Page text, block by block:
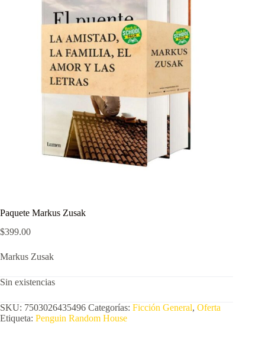
Paquete Markus Zusak
$399.00
Markus Zusak
Sin existencias
SKU: 7503026435496 Categorías: Ficción General, Oferta
Etiqueta: Penguin Random House